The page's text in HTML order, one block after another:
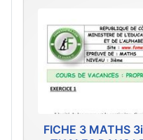
FICHE 3 MATHS